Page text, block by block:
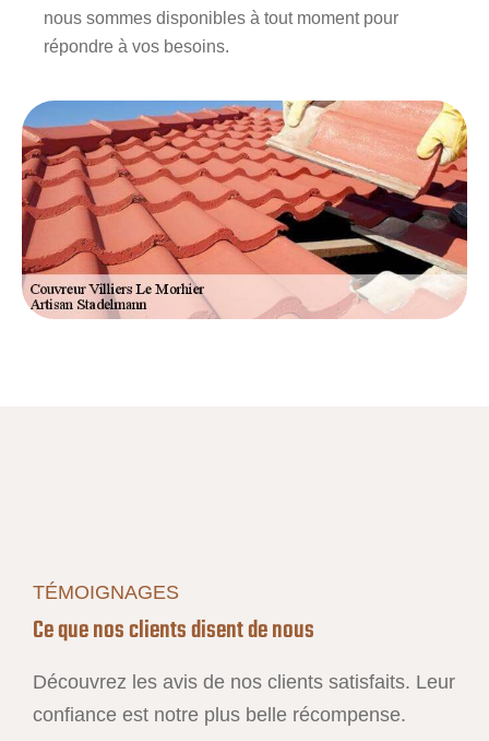
nous sommes disponibles à tout moment pour
répondre à vos besoins.
TÉMOIGNAGES
Ce que nos clients disent de nous
Découvrez les avis de nos clients satisfaits. Leur
confiance est notre plus belle récompense.